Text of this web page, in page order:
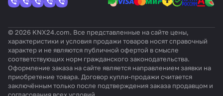
© 2026 KNX24.com. Все представленные на сайте цены,
характеристики и условия продажи товаров носят справочный
характер и не являются публичной офертой в смысле
соответствующих норм гражданского законодательства.
Оформление заказа на сайте является направлением заявки на
приобретение товара. Договор купли-продажи считается
заключённым только после подтверждения заказа продавцом и